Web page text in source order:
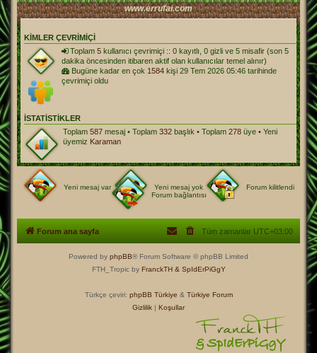
www.errufai.com
KIMLER ÇEVRIMIÇI
Toplam 5 kullanıcı çevrimiçi :: 0 kayıtlı, 0 gizli ve 5 misafir (son 5
dakika öncesinden itibaren aktif olan kullanıcılar temel alınır)
Bugüne kadar en çok 1584 kişi 29 Tem 2026 05:46 tarihinde
çevrimiçi oldu
İSTATISTIKLER
Toplam 587 mesaj • Toplam 332 başlık • Toplam 278 üye • Yeni
üyemiz Karaman
Yeni mesaj var Yeni mesaj yok
Forum kilitlendi
Forum bağlantısı
Forum ana sayfa Tüm zamanlar UTC+03:00
Powered by phpBB® Forum Software © phpBB Limited
FTH_Tropic by FranckTH & SpIdErPiGgY
Türkçe çeviri: phpBB Türkiye & Türkiye Forum
Gizlilik | Koşullar